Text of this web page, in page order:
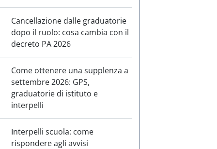
Cancellazione dalle graduatorie
dopo il ruolo: cosa cambia con il
decreto PA 2026
Come ottenere una supplenza a
settembre 2026: GPS,
graduatorie di istituto e
interpelli
Interpelli scuola: come
rispondere agli avvisi